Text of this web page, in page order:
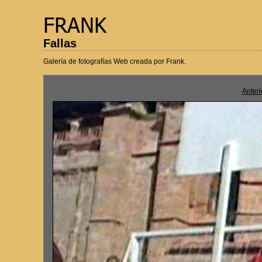
Fallas
Galería de fotografías Web creada por Frank.